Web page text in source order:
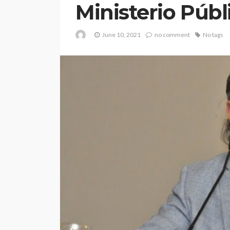
Ministerio
June 10, 2021 no comment No tags